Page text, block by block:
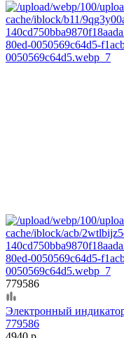
779586
Электронный
779586